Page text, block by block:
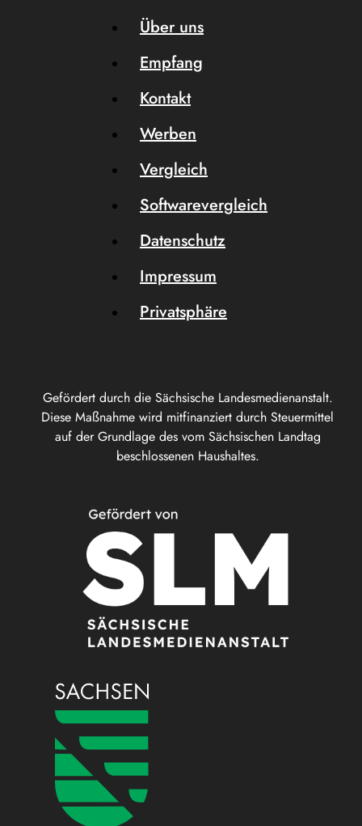
Gefördert durch die Sächsische Landesmedienanstalt.
Diese Maßnahme wird mitfinanziert durch Steuermittel
auf der Grundlage des vom Sächsischen Landtag
beschlossenen Haushaltes.
Über uns
Empfang
Kontakt
Werben
Vergleich
Softwarevergleich
Datenschutz
Impressum
Privatsphäre